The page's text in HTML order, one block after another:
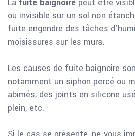
ou invisible sur un sol non
fuite engendre des tâches
moisissures sur les murs.
Les causes de fuite baignoire
notamment un siphon percé ou
abimés, des joints en silicone
plein, etc.